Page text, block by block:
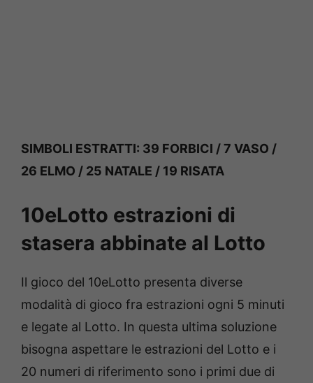
SIMBOLI ESTRATTI: 39 FORBICI / 7 VASO /
26 ELMO / 25 NATALE / 19 RISATA
10eLotto estrazioni di
stasera abbinate al Lotto
Il gioco del 10eLotto presenta diverse
modalità di gioco fra estrazioni ogni 5 minuti
e legate al Lotto. In questa ultima soluzione
bisogna aspettare le estrazioni del Lotto e i
20 numeri di riferimento sono i primi due di